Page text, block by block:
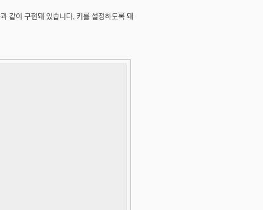
이 구현돼 있습니다. 키를 설정하도록 돼